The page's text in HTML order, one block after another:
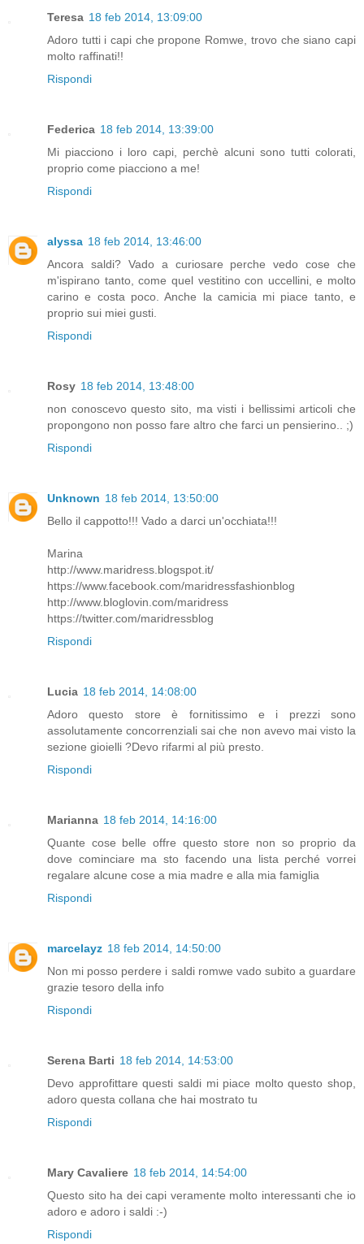
Teresa 18 feb 2014, 13:09:00
Adoro tutti i capi che propone Romwe, trovo che siano capi
molto raffinati!!
Rispondi
Federica 18 feb 2014, 13:39:00
Mi piacciono i loro capi, perchè alcuni sono tutti colorati,
proprio come piacciono a me!
Rispondi
alyssa 18 feb 2014, 13:46:00
Ancora saldi? Vado a curiosare perche vedo cose che
m'ispirano tanto, come quel vestitino con uccellini, e molto
carino e costa poco. Anche la camicia mi piace tanto, e
proprio sui miei gusti.
Rispondi
Rosy 18 feb 2014, 13:48:00
non conoscevo questo sito, ma visti i bellissimi articoli che
propongono non posso fare altro che farci un pensierino.. ;)
Rispondi
Unknown 18 feb 2014, 13:50:00
Bello il cappotto!!! Vado a darci un'occhiata!!!
Marina
http://www.maridress.blogspot.it/
https://www.facebook.com/maridressfashionblog
http://www.bloglovin.com/maridress
https://twitter.com/maridressblog
Rispondi
Lucia 18 feb 2014, 14:08:00
Adoro questo store è fornitissimo e i prezzi sono
assolutamente concorrenziali sai che non avevo mai visto la
sezione gioielli ?Devo rifarmi al più presto.
Rispondi
Marianna 18 feb 2014, 14:16:00
Quante cose belle offre questo store non so proprio da
dove cominciare ma sto facendo una lista perché vorrei
regalare alcune cose a mia madre e alla mia famiglia
Rispondi
marcelayz 18 feb 2014, 14:50:00
Non mi posso perdere i saldi romwe vado subito a guardare
grazie tesoro della info
Rispondi
Serena Barti 18 feb 2014, 14:53:00
Devo approfittare questi saldi mi piace molto questo shop,
adoro questa collana che hai mostrato tu
Rispondi
Mary Cavaliere 18 feb 2014, 14:54:00
Questo sito ha dei capi veramente molto interessanti che io
adoro e adoro i saldi :-)
Rispondi